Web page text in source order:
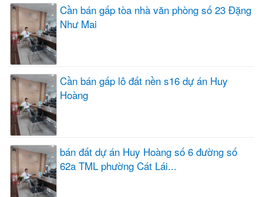
Cần bán gấp tòa nhà văn phòng số 23 Đặng
Như Mai
Cần bán gấp lô đất nền s16 dự án Huy
Hoàng
bán đất dự án Huy Hoàng số 6 đường số
62a TML phường Cát Lái...